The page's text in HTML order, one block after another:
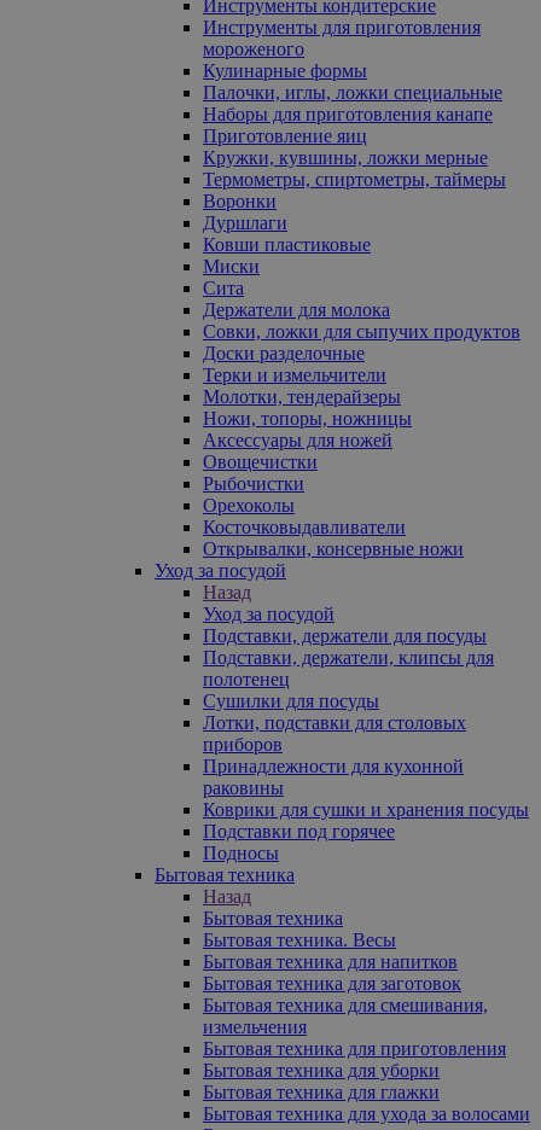
Инструменты кондитерские
Инструменты для приготовления
мороженого
Кулинарные формы
Палочки, иглы, ложки специальные
Наборы для приготовления канапе
Приготовление яиц
Кружки, кувшины, ложки мерные
Термометры, спиртометры, таймеры
Воронки
Дуршлаги
Ковши пластиковые
Миски
Сита
Держатели для молока
Совки, ложки для сыпучих продуктов
Доски разделочные
Терки и измельчители
Молотки, тендерайзеры
Ножи, топоры, ножницы
Аксессуары для ножей
Овощечистки
Рыбочистки
Орехоколы
Косточковыдавливатели
Открывалки, консервные ножи
Уход за посудой
Назад
Уход за посудой
Подставки, держатели для посуды
Подставки, держатели, клипсы для
полотенец
Сушилки для посуды
Лотки, подставки для столовых
приборов
Принадлежности для кухонной
раковины
Коврики для сушки и хранения посуды
Подставки под горячее
Подносы
Бытовая техника
Назад
Бытовая техника
Бытовая техника. Весы
Бытовая техника для напитков
Бытовая техника для заготовок
Бытовая техника для смешивания,
измельчения
Бытовая техника для приготовления
Бытовая техника для уборки
Бытовая техника для глажки
Бытовая техника для ухода за волосами